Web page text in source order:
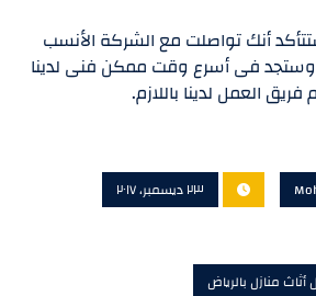
أنك تواصلت مع الشركة الأنسب
وستجد فى أسرع وقت ممكن فنى لدينا
العمل لدينا باللازم.
٢٣ ديسمبر، ٢٠١٧
منازل بالرياض